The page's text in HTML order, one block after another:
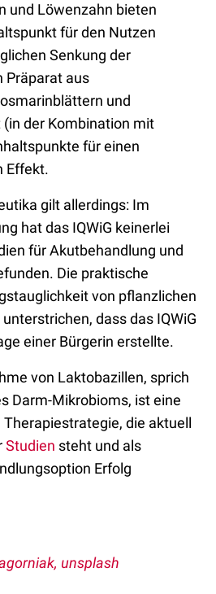
und Löwenzahn bieten
für den Nutzen
Senkung der
Präparat aus
und
der Kombination mit
für einen
Effekt.
gilt allerdings: Im
hat das IQWiG keinerlei
für Akutbehandlung und
Die praktische
von pflanzlichen
dass das IQWiG
einer Bürgerin erstellte.
von Laktobazillen, sprich
Darm-Mikrobioms, ist eine
die aktuell
Studien steht und als
Erfolg
unsplash